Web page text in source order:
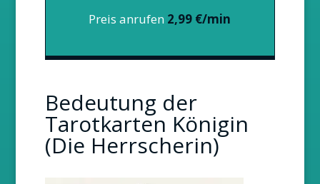
Preis anrufen 2,99 €/min
Bedeutung der
Tarotkarten Königin
(Die Herrscherin)